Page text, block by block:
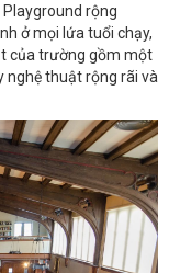
rộng
ở mọi lứa tuổi chạy,
của trường gồm một
nghệ thuật rộng rãi và